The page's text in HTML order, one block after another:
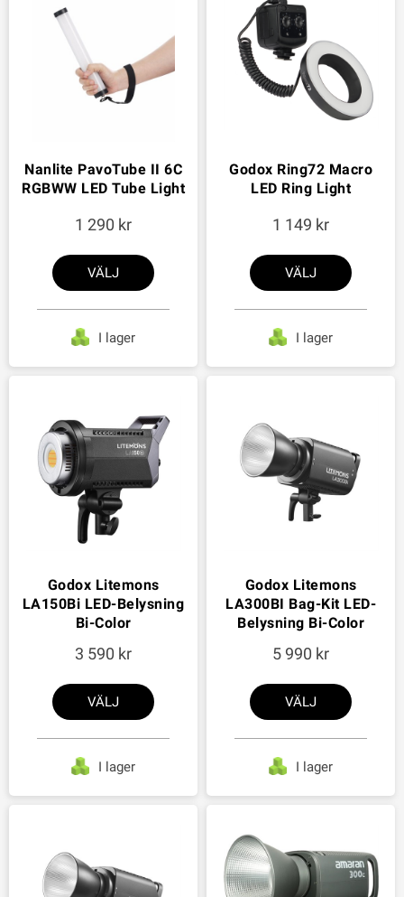
Nanlite PavoTube II 6C
RGBWW LED Tube Light
1 290
VÄLJ
I lager
Godox Ring72 Macro
LED Ring Light
1 149
VÄLJ
I lager
Godox Litemons
LA150Bi LED-Belysning
Bi-Color
3 590
VÄLJ
I lager
Godox Litemons
LA300BI Bag-Kit LED-
Belysning Bi-Color
5 990
VÄLJ
I lager